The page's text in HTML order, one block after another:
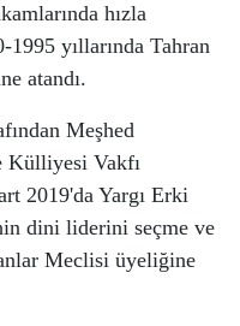
hızla
yıllarında Tahran
atandı.
Meşhed
Külliyesi Vakfı
2019'da Yargı Erki
dini liderini seçme ve
Meclisi üyeliğine